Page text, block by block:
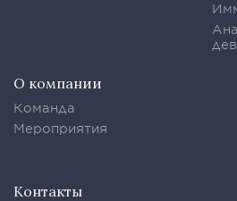
О компании
Команда
Мероприятия
Контакты